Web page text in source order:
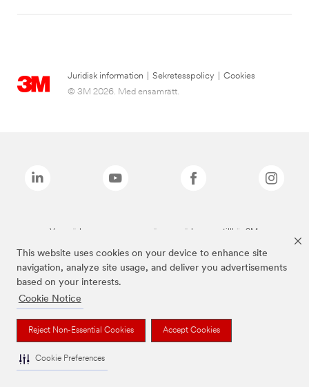
This website uses cookies on your device to enhance site
navigation, analyze site usage, and deliver you advertisements
based on your interests.
Cookie Notice
Reject Non-Essential Cookies Accept Cookies
Cookie Preferences
Juridisk information Sekretesspolicy
Cookies
© 3M 2026. Med ensamrätt.
Varumärken som anges ovan är varumärken som tillhör 3M.